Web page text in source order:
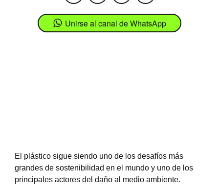
Unirse al canal de WhatsApp
El plástico sigue siendo uno de los desafíos más
grandes de sostenibilidad en el mundo y uno de los
principales actores del daño al medio ambiente.